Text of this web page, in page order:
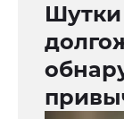
Шутки